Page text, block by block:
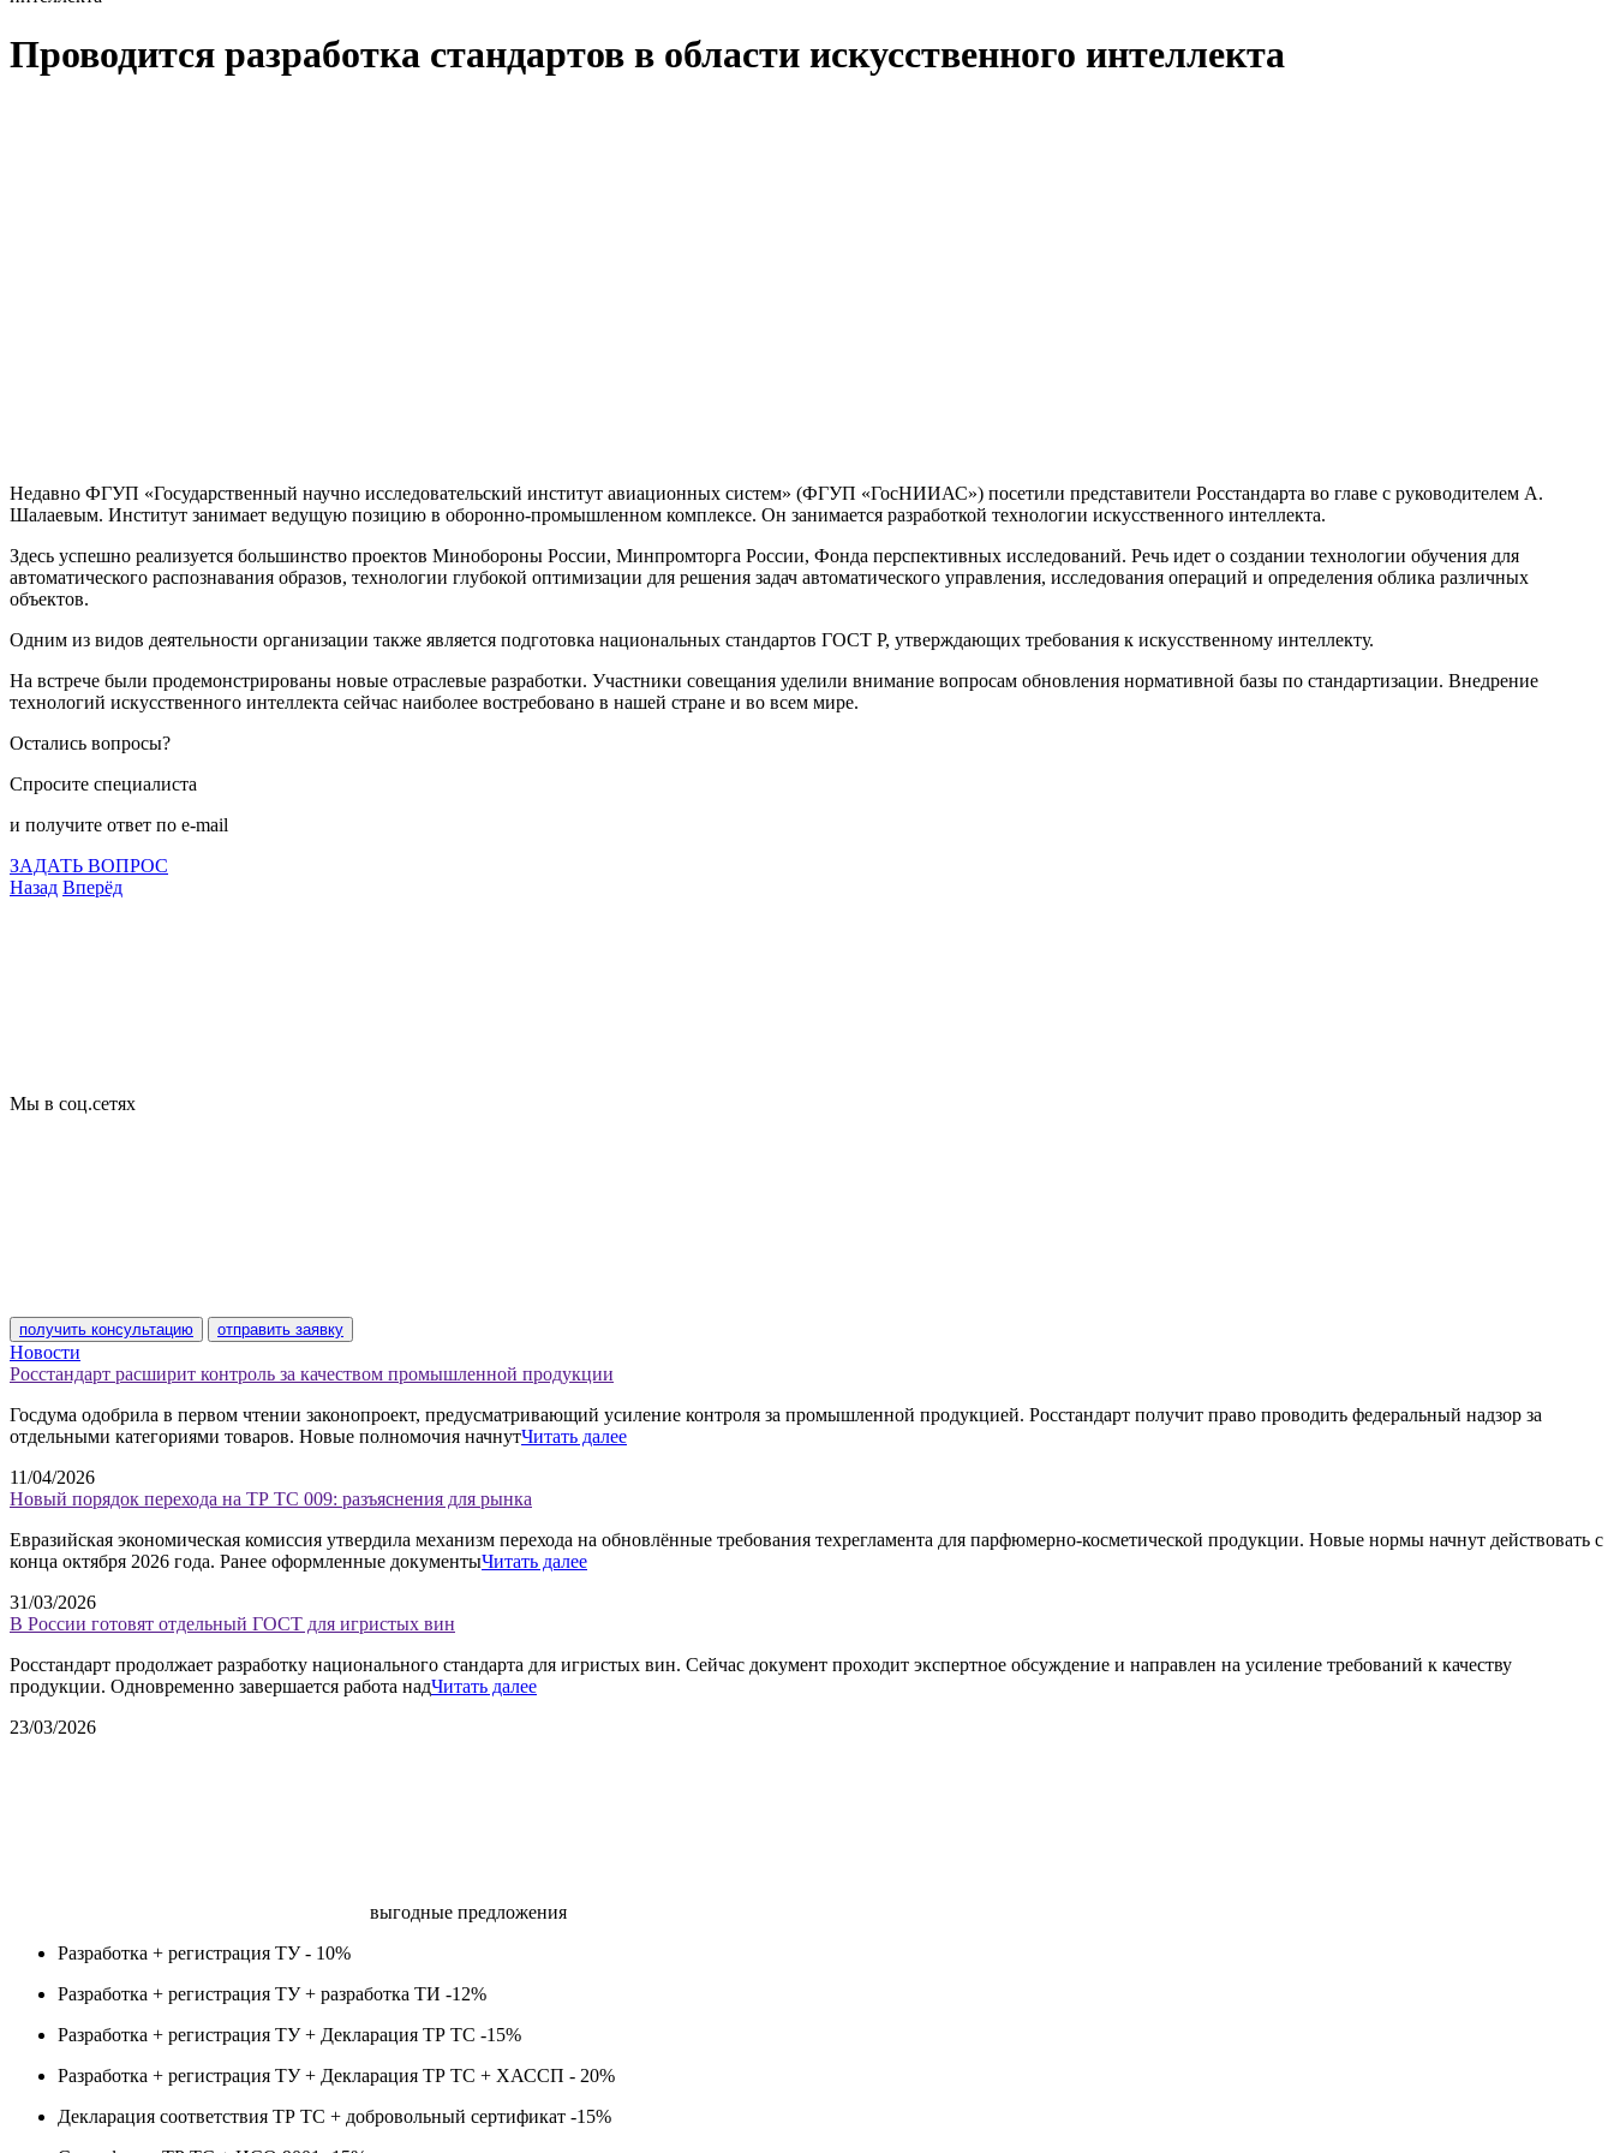
Проводится разработка стандартов в области искусственного интеллекта
Недавно ФГУП «Государственный научно исследовательский институт авиационных систем» (ФГУП «ГосНИИАС») посетили представители Росстандарта во главе с руководителем А.
Шалаевым. Институт занимает ведущую позицию в оборонно-промышленном комплексе. Он занимается разработкой технологии искусственного интеллекта.
Здесь успешно реализуется большинство проектов Минобороны России, Минпромторга России, Фонда перспективных исследований. Речь идет о создании технологии обучения для
автоматического распознавания образов, технологии глубокой оптимизации для решения задач автоматического управления, исследования операций и определения облика различных
объектов.
Одним из видов деятельности организации также является подготовка национальных стандартов ГОСТ Р, утверждающих требования к искусственному интеллекту.
На встрече были продемонстрированы новые отраслевые разработки. Участники совещания уделили внимание вопросам обновления нормативной базы по стандартизации. Внедрение
технологий искусственного интеллекта сейчас наиболее востребовано в нашей стране и во всем мире.
Остались вопросы?
Спросите специалиста
и получите ответ по e-mail
ЗАДАТЬ ВОПРОС
Назад Вперёд
Мы в соц.сетях
получить консультацию отправить заявку
Новости
Росстандарт расширит контроль за качеством промышленной продукции
Госдума одобрила в первом чтении законопроект, предусматривающий усиление контроля за промышленной продукцией. Росстандарт получит право проводить федеральный надзор за
отдельными категориями товаров. Новые полномочия начнутЧитать далее
11/04/2026
Новый порядок перехода на ТР ТС 009: разъяснения для рынка
Евразийская экономическая комиссия утвердила механизм перехода на обновлённые требования техрегламента для парфюмерно-косметической продукции. Новые нормы начнут действовать с
конца октября 2026 года. Ранее оформленные документыЧитать далее
31/03/2026
В России готовят отдельный ГОСТ для игристых вин
Росстандарт продолжает разработку национального стандарта для игристых вин. Сейчас документ проходит экспертное обсуждение и направлен на усиление требований к качеству
продукции. Одновременно завершается работа надЧитать далее
23/03/2026
выгодные предложения
Разработка + регистрация ТУ - 10%
Разработка + регистрация ТУ + разработка ТИ -12%
Разработка + регистрация ТУ + Декларация ТР ТС -15%
Разработка + регистрация ТУ + Декларация ТР ТС + ХАССП - 20%
Декларация соответствия ТР ТС + добровольный сертификат -15%